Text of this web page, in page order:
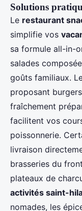
Solutions
Le restaurant
simplifie vos
sa formule all-in-
salades
goûts familiaux.
proposant
fraîchement
facilitent vos
poissonnerie.
livraison
brasseries du
plateaux de
activités saint-
nomades, les